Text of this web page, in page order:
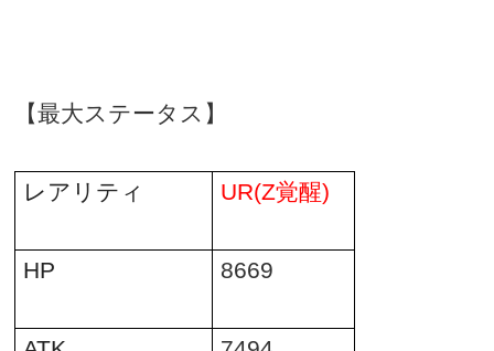
【最大ステータス】
レアリティ UR(Z覚醒)
HP 8669